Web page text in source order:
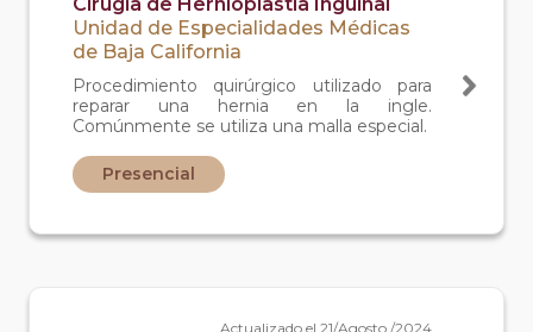
Unidad de Especialidades Médicas
de Baja California
Procedimiento quirúrgico utilizado para
reparar una hernia en la ingle.
Comúnmente se utiliza una malla especial.
Presencial
Actualizado el 21/Agosto /2024